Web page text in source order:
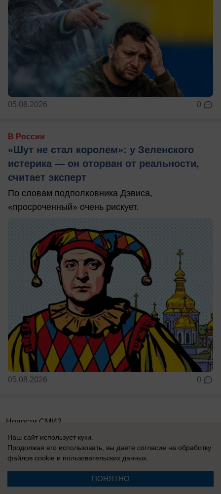
05.08.2026 0
В России
«Шут не стал королем»: у Зеленского
истерика — он оторван от реальности,
считает эксперт
По словам подполковника Дэвиса,
«просроченный» очень рискует.
05.08.2026 0
Новости СМИ2
Реклама на сайте Информация
Наш сайт использует куки.
Продолжая его использовать, вы даете согласие на обработку
файлов cookie и пользовательских данных.
ПОНЯТНО